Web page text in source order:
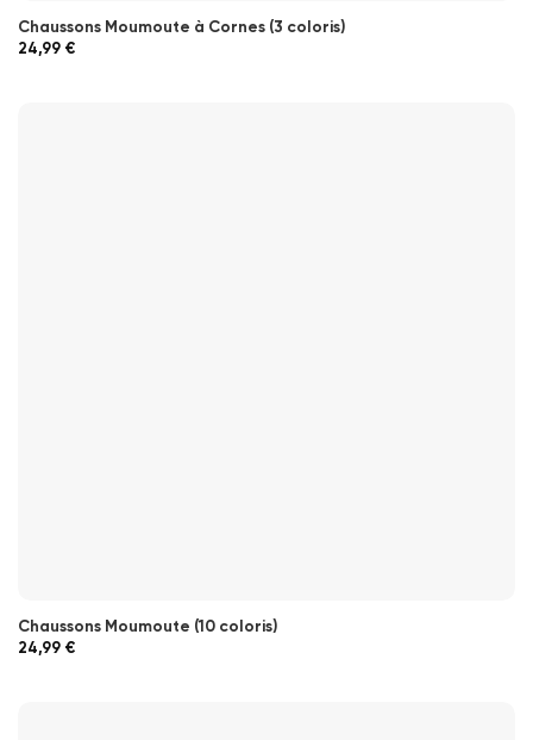
Chaussons Moumoute à Cornes (3 coloris)
24,99 €
Chaussons Moumoute (10 coloris)
24,99 €